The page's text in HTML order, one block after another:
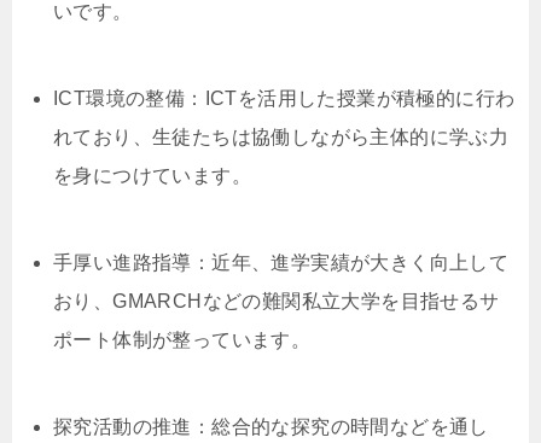
いです。
ICT環境の整備：ICTを活用した授業が積極的に行わ
れており、生徒たちは協働しながら主体的に学ぶ力
を身につけています。
手厚い進路指導：近年、進学実績が大きく向上して
おり、GMARCHなどの難関私立大学を目指せるサ
ポート体制が整っています。
探究活動の推進：総合的な探究の時間などを通し